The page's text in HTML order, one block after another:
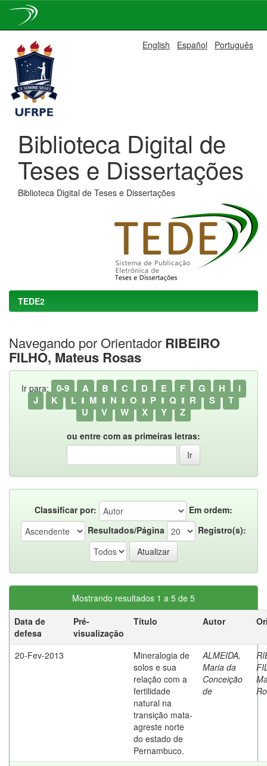
navigation
English Español Português
Biblioteca Digital de
Teses e Dissertações
Biblioteca Digital de Teses e Dissertações
TEDE2
Navegando por Orientador RIBEIRO
FILHO, Mateus Rosas
Ir para: 0-9 A B C D E F G H
I
J
K L M N O P Q R S
T
U
V W X Y Z
ou entre com as primeiras letras:
Classificar por:
Em ordem:
Resultados/Página
Registro(s):
Mostrando resultados 1 a 5 de 5
Data de
defesa
Pré-
visualização
Título Autor
20-Fev-2013
Mineralogia de
solos e sua
relação com a
fertilidade
natural na
transição mata-
agreste norte
do estado de
Pernambuco.
ALMEIDA,
Maria da
Conceição
de